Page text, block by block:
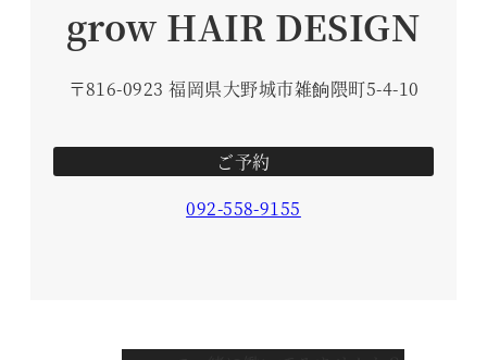
grow HAIR DESIGN
〒816-0923 福岡県大野城市雑餉隈町5-4-10
ご予約
092-558-9155